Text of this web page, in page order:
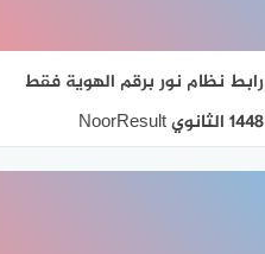
رابط نظام نور برقم الهوية فقط
1448 الثانوي NoorResult